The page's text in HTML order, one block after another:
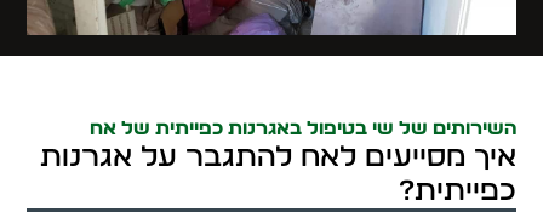
השירותים של שי בטיפול באגרנות כפייתית של אח
איך מסייעים לאח להתגבר על אגרנות
כפייתית?